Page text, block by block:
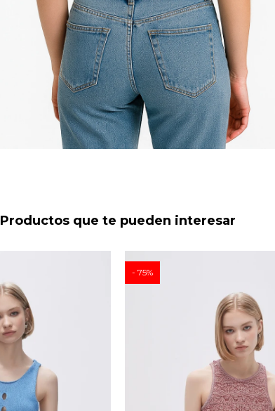
Productos que te pueden interesar
75